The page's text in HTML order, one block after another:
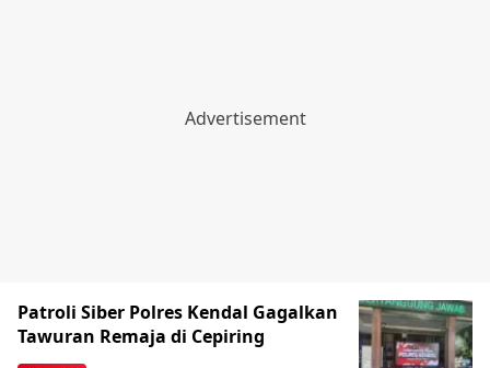
Patroli Siber Polres Kendal Gagalkan
Tawuran Remaja di Cepiring